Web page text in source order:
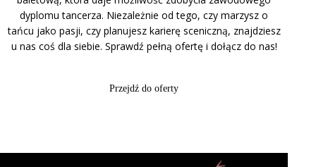
dyplomu tancerza. Niezależnie od tego, czy marzysz o
tańcu jako pasji, czy planujesz karierę sceniczną, znajdziesz
u nas coś dla siebie. Sprawdź pełną ofertę i dołącz do nas!
Przejdź do oferty